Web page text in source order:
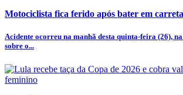
Motociclista fica ferido após bater em
Acidente ocorreu na manhã desta quinta-feira (26),
sobre o...